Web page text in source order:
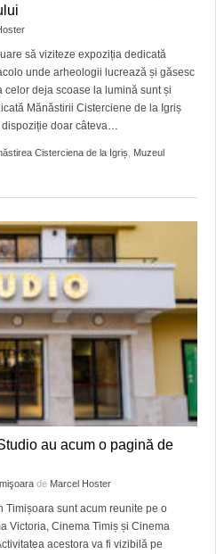
să viziteze expoziția dedicată
unde arheologii lucrează și găsesc
deja scoase la lumină sunt și
Mănăstirii Cisterciene de la Igriș
doar câteva…
Cisterciena de la Igriș
Muzeul
au acum o pagină de
de Marcel Hoster
Timișoara sunt acum reunite pe o
Victoria, Cinema Timiș și Cinema
acestora va fi vizibilă pe